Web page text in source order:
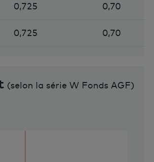
0,725 0,70
0,725 0,70
(selon la série W Fonds AGF)